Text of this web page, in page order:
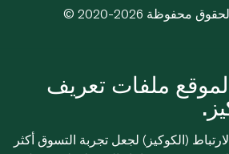
كل الحقوق محفوظة
ملفات تعريف
(الكوكيز) لجعل تجربة التسوق أكثر